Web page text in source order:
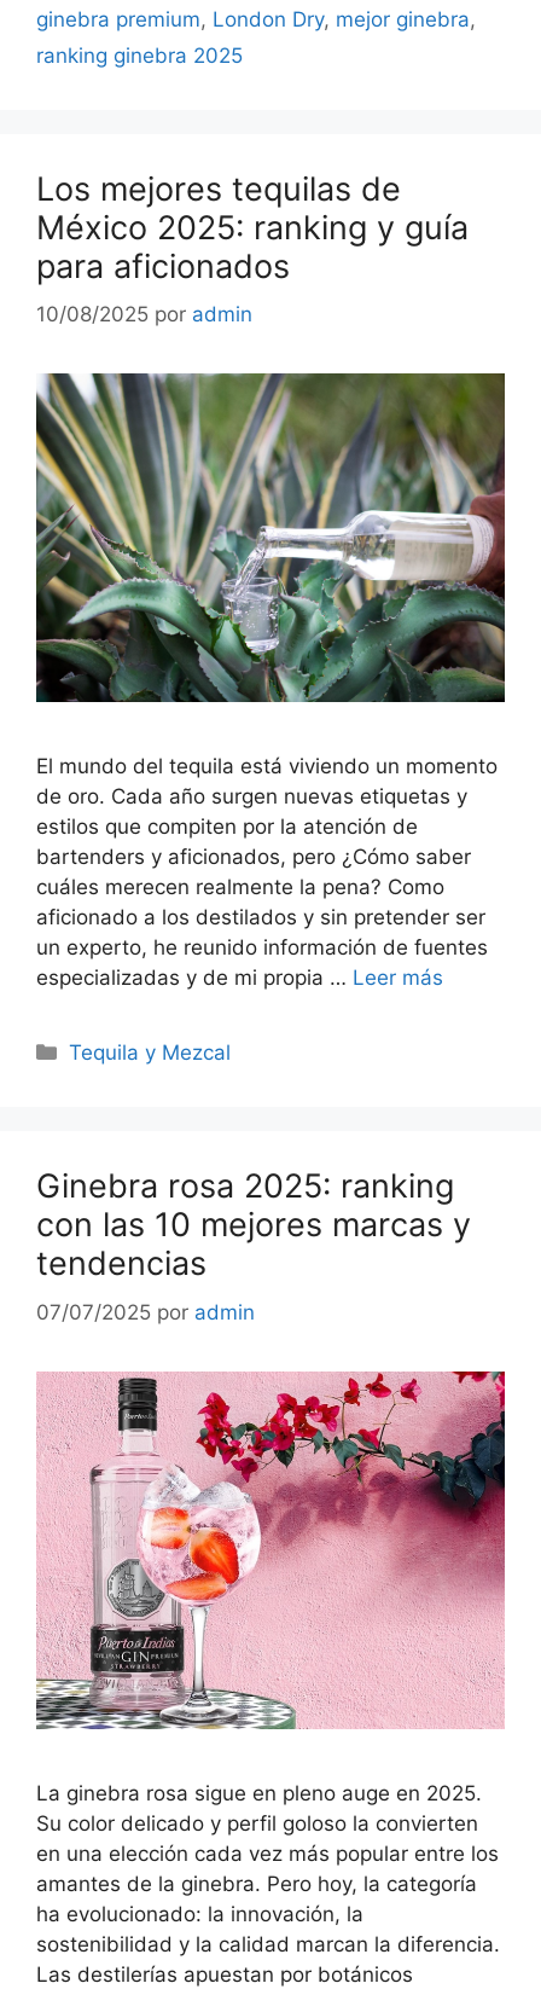
ginebra premium, London Dry, mejor ginebra,
ranking ginebra 2025
Los mejores tequilas de
México 2025: ranking y guía
para aficionados
10/08/2025 por admin
El mundo del tequila está viviendo un momento
de oro. Cada año surgen nuevas etiquetas y
estilos que compiten por la atención de
bartenders y aficionados, pero ¿Cómo saber
cuáles merecen realmente la pena? Como
aficionado a los destilados y sin pretender ser
un experto, he reunido información de fuentes
especializadas y de mi propia … Leer más
Categorías
Tequila y Mezcal
Ginebra rosa 2025: ranking
con las 10 mejores marcas y
tendencias
07/07/2025 por admin
La ginebra rosa sigue en pleno auge en 2025.
Su color delicado y perfil goloso la convierten
en una elección cada vez más popular entre los
amantes de la ginebra. Pero hoy, la categoría
ha evolucionado: la innovación, la
sostenibilidad y la calidad marcan la diferencia.
Las destilerías apuestan por botánicos